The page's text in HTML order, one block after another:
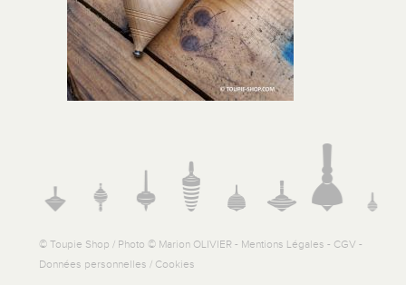
© Toupie Shop / Photo © Marion OLIVIER - Mentions Légales - CGV -
Données personnelles / Cookies